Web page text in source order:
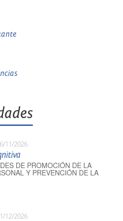
11/2026
DE PROMOCIÓN DE LA
Y PREVENCIÓN DE LA
12/2026